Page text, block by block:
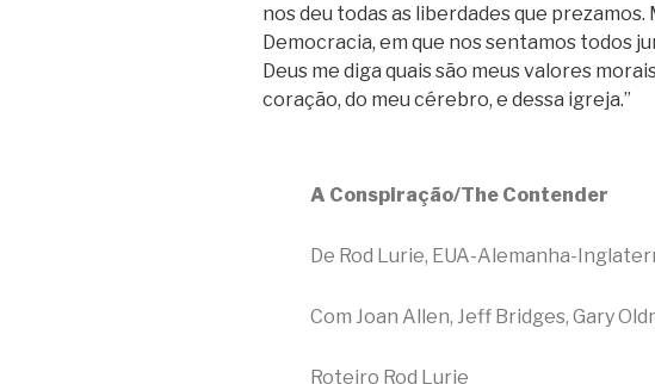
nos deu todas as liberdades que prezamos.
Democracia, em que nos sentamos todos
Deus me diga quais são meus valores
coração, do meu cérebro, e dessa igreja.”
A Conspiração/The Contender
De Rod Lurie, EUA-Alemanha-
Com Joan Allen, Jeff Bridges, Gary
Roteiro Rod Lurie